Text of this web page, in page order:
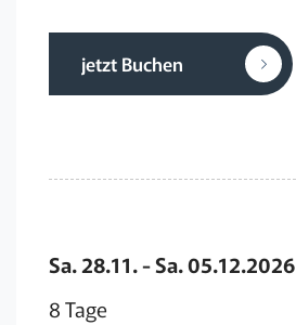
jetzt Buchen
Sa. 28.11. - Sa. 05.12.2026
8 Tage